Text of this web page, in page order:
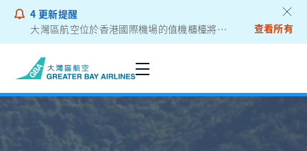
4 更新提醒
大灣區航空位於香港國際機場的值機櫃檯將遷往二號客運大樓
查看所有
Seats